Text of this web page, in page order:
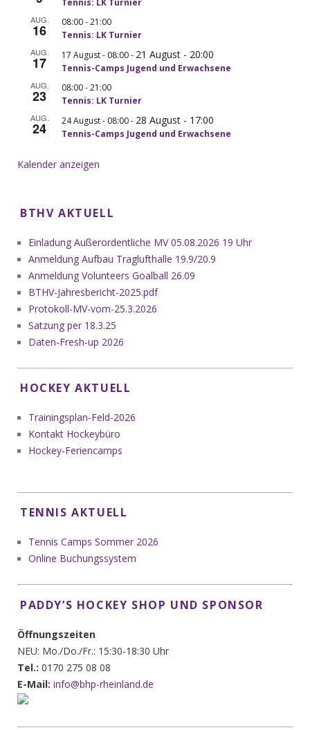
Tennis: LK Turnier
AUG.
16 08:00-21:00
Tennis: LK Turnier
AUG.
17 17 August - 08:00- 21 August - 20:00
Tennis-Camps Jugend und Erwachsene
AUG.
23 08:00-21:00
Tennis: LK Turnier
AUG.
24 24 August - 08:00- 28 August - 17:00
Tennis-Camps Jugend und Erwachsene
Kalender anzeigen
BTHV AKTUELL
Einladung Außerordentliche MV 05.08.2026 19 Uhr
Anmeldung Aufbau Traglufthalle 19.9/20.9
Anmeldung Volunteers Goalball 26.09
BTHV-Jahresbericht-2025.pdf
Protokoll-MV-vom-25.3.2026
Satzung per 18.3.25
Daten-Fresh-up 2026
HOCKEY AKTUELL
Trainingsplan-Feld-2026
Kontakt Hockeybüro
Hockey-Feriencamps
TENNIS AKTUELL
Tennis Camps Sommer 2026
Online Buchungssystem
PADDY’S HOCKEY SHOP UND SPONSOR
Öffnungszeiten
NEU: Mo./Do./Fr.: 15:30-18:30 Uhr
Tel.: 0170 275 08 08
E-Mail: info@bhp-rheinland.de